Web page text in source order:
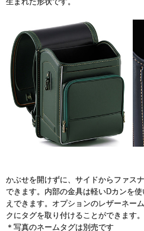
かぶせを開けずに、サイドからファス
できます。内部の金具は軽いDカンを
えできます。オプションのレザーネー
クにタグを取り付けることができます。
＊写真のネームタグは別売です